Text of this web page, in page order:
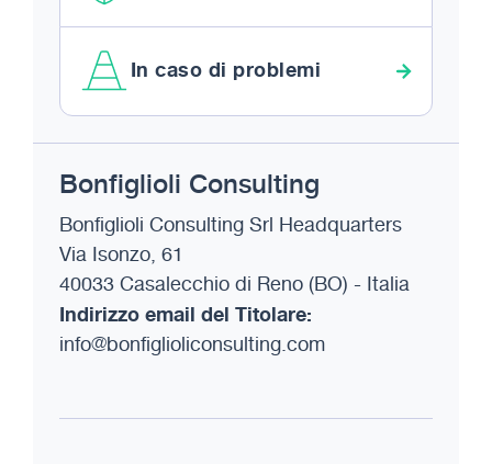
In caso di problemi
Footer
Bonfiglioli Consulting
Bonfiglioli Consulting Srl Headquarters
Via Isonzo, 61
40033 Casalecchio di Reno (BO) - Italia
Indirizzo email del Titolare:
info@bonfiglioliconsulting.com